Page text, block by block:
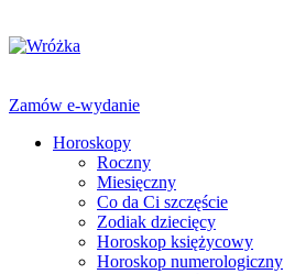
Zamów e-wydanie
Horoskopy
Roczny
Miesięczny
Co da Ci szczęście
Zodiak dziecięcy
Horoskop księżycowy
Horoskop numerologiczny